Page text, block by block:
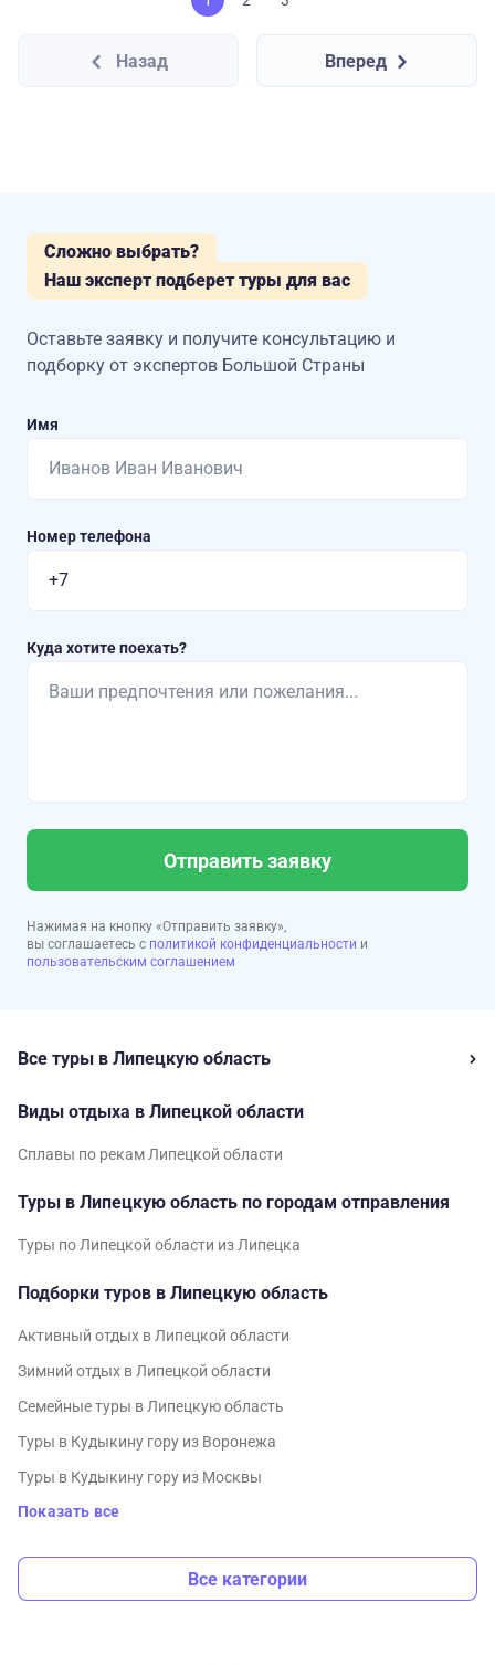
Назад Вперед
Сложно выбрать?
Наш эксперт подберет туры для вас
Оставьте заявку и получите консультацию и
подборку от экспертов Большой Страны
Имя
Номер телефона
Куда хотите поехать?
Отправить заявку
Нажимая на кнопку «Отправить заявку»,
вы соглашаетесь с политикой конфиденциальности и
пользовательским соглашением
Все туры в Липецкую область
Виды отдыха в Липецкой области
Сплавы по рекам Липецкой области
Туры в Липецкую область по городам отправления
Туры по Липецкой области из Липецка
Подборки туров в Липецкую область
Активный отдых в Липецкой области
Зимний отдых в Липецкой области
Семейные туры в Липецкую область
Туры в Кудыкину гору из Воронежа
Туры в Кудыкину гору из Москвы
Показать все
Все категории